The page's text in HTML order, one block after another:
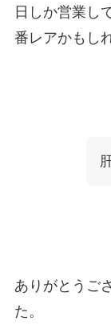
日しか営業し
番レアかもし
ありがとうご
た。